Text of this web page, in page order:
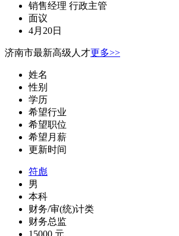
销售经理 行政主管
面议
4月20日
济南市最新高级人才更多>>
姓名
性别
学历
希望行业
希望职位
希望月薪
更新时间
符彪
男
本科
财务/审(统)计类
财务总监
15000 元